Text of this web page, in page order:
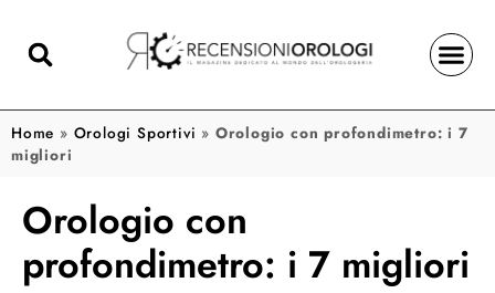
Home » Orologi Sportivi » Orologio con profondimetro: i 7
migliori
Orologio con
profondimetro: i 7 migliori